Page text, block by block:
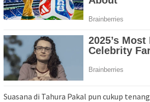
Suasana di Tahura Pakal pun cukup